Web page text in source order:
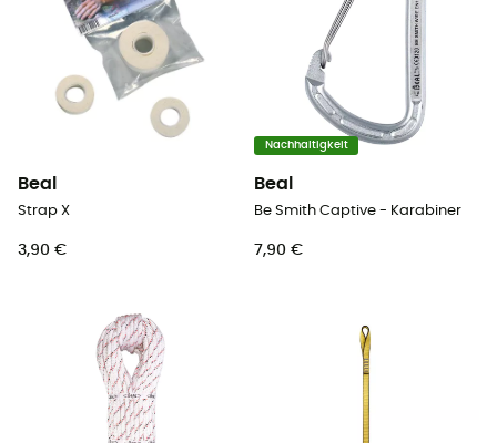
Beal
Strap X
3,90 €
Nachhaltigkeit
Beal
Be Smith Captive - Karabiner
7,90 €